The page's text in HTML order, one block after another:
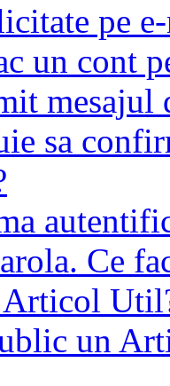
pe
un cont
mesajul
sa
Ce
Articol
un